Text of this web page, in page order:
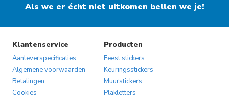
Als we er écht niet uitkomen bellen we je!
Klantenservice
Aanleverspecificaties
Algemene voorwaarden
Betalingen
Cookies
Producten
Feest stickers
Keuringsstickers
Muurstickers
Plakletters